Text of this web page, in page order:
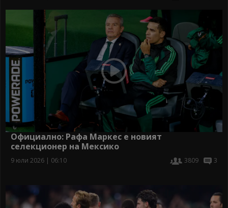
Официално: Рафа Маркес е новият
селекционер на Мексико
9 юли 2026 | 06:10 3809 3